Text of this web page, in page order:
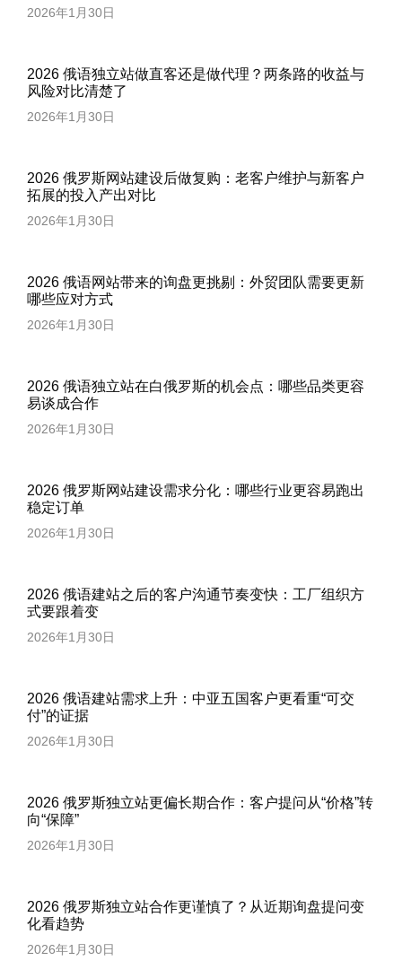
2026年1月30日
2026 俄语独立站做直客还是做代理？两条路的收益与
风险对比清楚了
2026年1月30日
2026 俄罗斯网站建设后做复购：老客户维护与新客户
拓展的投入产出对比
2026年1月30日
2026 俄语网站带来的询盘更挑剔：外贸团队需要更新
哪些应对方式
2026年1月30日
2026 俄语独立站在白俄罗斯的机会点：哪些品类更容
易谈成合作
2026年1月30日
2026 俄罗斯网站建设需求分化：哪些行业更容易跑出
稳定订单
2026年1月30日
2026 俄语建站之后的客户沟通节奏变快：工厂组织方
式要跟着变
2026年1月30日
2026 俄语建站需求上升：中亚五国客户更看重“可交
付”的证据
2026年1月30日
2026 俄罗斯独立站更偏长期合作：客户提问从“价格”转
向“保障”
2026年1月30日
2026 俄罗斯独立站合作更谨慎了？从近期询盘提问变
化看趋势
2026年1月30日